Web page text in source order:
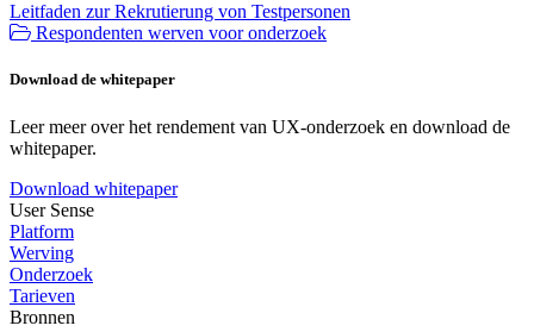
Leitfaden zur Rekrutierung von Testpersonen
Respondenten werven voor onderzoek
Download de whitepaper
Leer meer over het rendement van UX-onderzoek en download de
whitepaper.
Download whitepaper
User Sense
Platform
Werving
Onderzoek
Tarieven
Bronnen